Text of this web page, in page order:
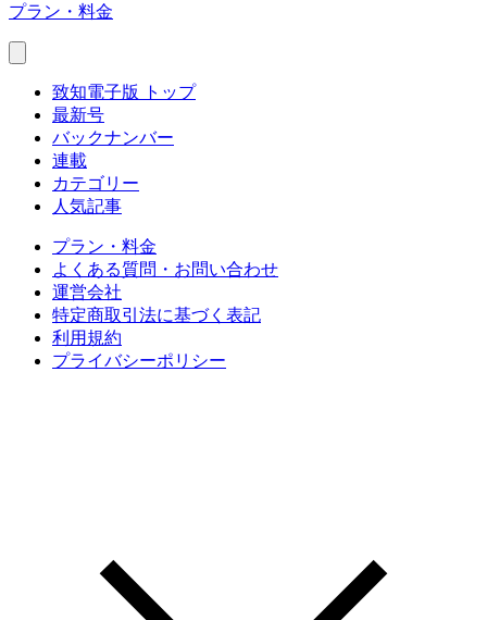
プラン・料金
致知電子版 トップ
最新号
バックナンバー
連載
カテゴリー
人気記事
プラン・料金
よくある質問・お問い合わせ
運営会社
特定商取引法に基づく表記
利用規約
プライバシーポリシー